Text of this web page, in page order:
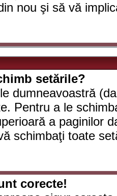
nou şi să vă
setările?
dumneavoastră
Pentru a le
a paginilor
schimbaţi toate
corecte!